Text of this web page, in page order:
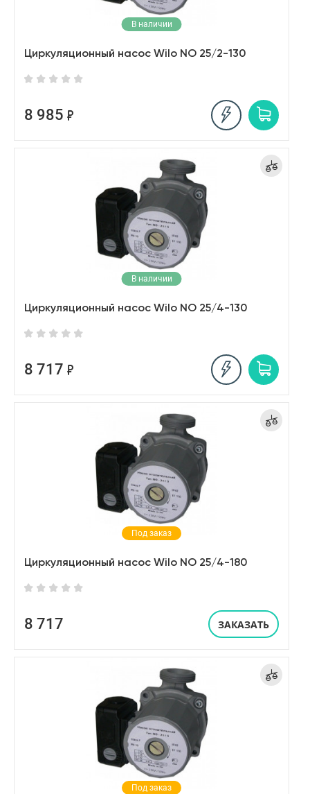
В наличии
Циркуляционный насос Wilo NO 25/2-130
8 985
В наличии
Циркуляционный насос Wilo NO 25/4-130
8 717
Под заказ
Циркуляционный насос Wilo NO 25/4-180
8 717 ЗАКАЗАТЬ
Под заказ